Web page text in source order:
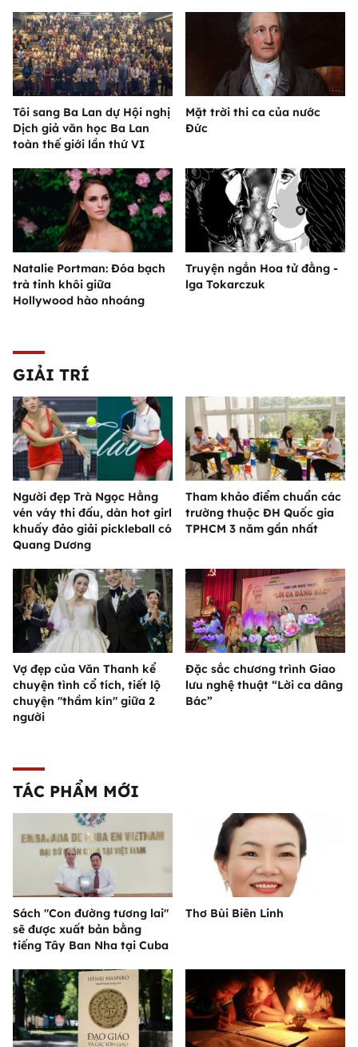
Tôi sang Ba Lan dự Hội nghị
Dịch giả văn học Ba Lan
toàn thế giới lần thứ VI
Mặt trời thi ca của nước
Đức
Natalie Portman: Đóa bạch
trà tinh khôi giữa
Hollywood hào nhoáng
Truyện ngắn Hoa tử đằng -
lga Tokarczuk
GIẢI TRÍ
Người đẹp Trà Ngọc Hằng
vén váy thi đấu, dàn hot girl
khuấy đảo giải pickleball có
Quang Dương
Tham khảo điểm chuẩn các
trường thuộc ĐH Quốc gia
TPHCM 3 năm gần nhất
Vợ đẹp của Văn Thanh kể
chuyện tình cổ tích, tiết lộ
chuyện "thầm kín" giữa 2
người
Đặc sắc chương trình Giao
lưu nghệ thuật “Lời ca dâng
Bác”
TÁC PHẨM MỚI
Sách "Con đường tương lai"
sẽ được xuất bản bằng
tiếng Tây Ban Nha tại Cuba
Thơ Bùi Biên Linh